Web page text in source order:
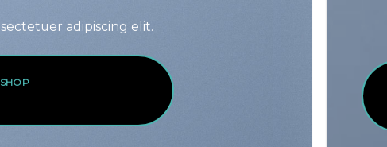
adipiscing elit.